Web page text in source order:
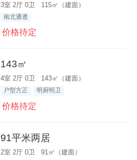
3室 2厅 0卫 115㎡（建面）
南北通透
价格待定
143㎡
4室 2厅 0卫 143㎡（建面）
户型方正 明厨明卫
价格待定
91平米两居
2室 2厅 0卫 91㎡（建面）